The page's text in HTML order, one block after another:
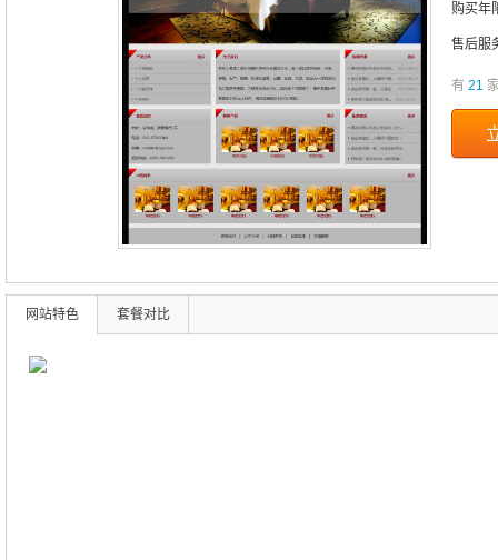
购买年
售后服
有 21
网站特色 套餐对比